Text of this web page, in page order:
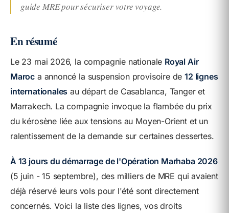
guide MRE pour sécuriser votre voyage.
En résumé
Le 23 mai 2026, la compagnie nationale Royal Air
Maroc a annoncé la suspension provisoire de12 lignes
internationales au départ de Casablanca, Tanger et
Marrakech. La compagnie invoque la flambée du prix
du kérosène liée aux tensions au Moyen-Orient et un
ralentissement de la demande sur certaines dessertes.
À 13 jours du démarrage de l'Opération Marhaba 2026
(5 juin - 15 septembre), des milliers de MRE qui avaient
déjà réservé leurs vols pour l'été sont directement
concernés. Voici la liste des lignes, vos droits